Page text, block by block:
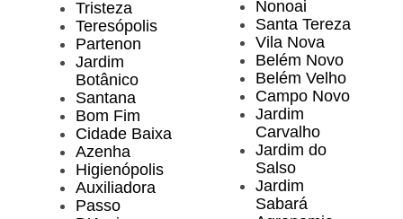
Tristeza
Teresópolis
Partenon
Jardim
Botânico
Santana
Bom Fim
Cidade Baixa
Azenha
Higienópolis
Auxiliadora
Passo
Nonoai
Santa Tereza
Vila Nova
Belém Novo
Belém Velho
Campo Novo
Jardim
Carvalho
Jardim do
Salso
Jardim
Sabará